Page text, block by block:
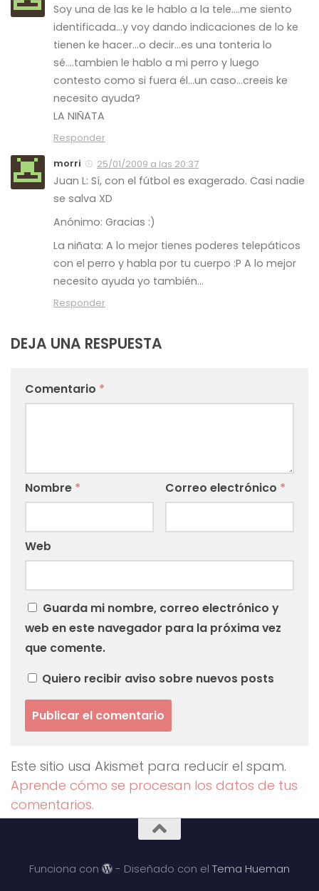
Soy una de las ke le hablo a la tele….me siento
identificada…y voy dando indicaciones de lo ke
tienen ke hacer…o decir…es una tonteria lo
sé….tambien le hablo a mi perro y luego
contesto como si fuera él…un caso…creeis ke
necesito ayuda?
LA NIÑATA
Responder
morri
25/01/2009 a las 20:37
Juan L: Sí, con el fútbol es exagerado. Casi nadie
se salva XD
Anónimo: Gracias :)
La niñata: A lo mejor tienes poderes telepáticos
con el perro y habla por tu cuerpo :P A lo mejor
necesito ayuda yo también…
Responder
DEJA UNA RESPUESTA
Comentario *
Nombre * Correo electrónico *
Web
Guarda mi nombre, correo electrónico y
web en este navegador para la próxima vez
que comente.
Quiero recibir aviso sobre nuevos posts
Este sitio usa Akismet para reducir el spam.
Aprende cómo se procesan los datos de tus
comentarios.
Funciona con - Diseñado con el Tema Hueman